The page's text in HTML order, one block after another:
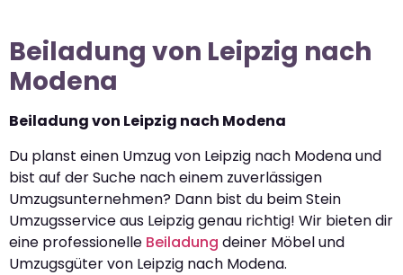
Beiladung von Leipzig nach
Modena
Beiladung von Leipzig nach Modena
Du planst einen Umzug von Leipzig nach Modena und
bist auf der Suche nach einem zuverlässigen
Umzugsunternehmen? Dann bist du beim Stein
Umzugsservice aus Leipzig genau richtig! Wir bieten dir
eine professionelle Beiladung deiner Möbel und
Umzugsgüter von Leipzig nach Modena.